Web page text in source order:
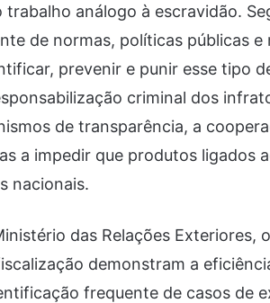
trabalho análogo à escravidão.
de normas, políticas públicas e
prevenir e punir esse tipo
criminal dos
de transparência, a
a impedir que produtos ligados
nacionais.
das Relações Exteriores,
demonstram a
frequente de casos de